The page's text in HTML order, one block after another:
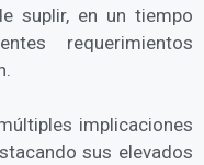
suplir, en un tiempo
requerimientos
implicaciones
sus elevados